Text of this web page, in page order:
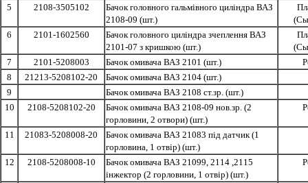
5 2108-3505102
Бачок головного гальмівного циліндра ВАЗ
2108-09 (шт.)
6
2101-1602560
Бачок головного циліндра зчеплення ВАЗ
2101-07 з кришкою (шт.)
7
2101-5208003 Бачок омивача ВАЗ 2101 (шт.)
8
21213-5208102-20
Бачок омивача ВАЗ 2104 (шт.)
9
Бачок омивача ВАЗ 2108 ст.зр. (шт.)
10
2108-5208102-20
Бачок омивача ВАЗ 2108-09 нов.зр. (2
горловини, 2 отвори) (шт.)
11 21083-5208008-20
Бачок омивача ВАЗ 21083 під датчик (1
горловина, 1 отвір) (шт.)
12
2108-5208008-10
Бачок омивача ВАЗ 21099, 2114 ,2115
інжектор (2 горловини, 1 отвір) (шт.)